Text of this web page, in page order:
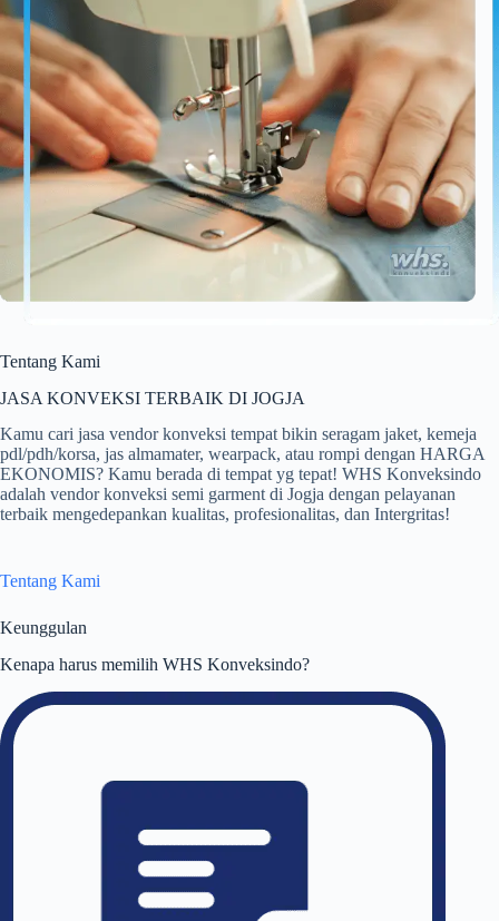
Tentang Kami
JASA KONVEKSI TERBAIK DI JOGJA
Kamu cari jasa vendor konveksi tempat bikin seragam jaket, kemeja
pdl/pdh/korsa, jas almamater, wearpack, atau rompi dengan HARGA
EKONOMIS? Kamu berada di tempat yg tepat! WHS Konveksindo
adalah vendor konveksi semi garment di Jogja dengan pelayanan
terbaik mengedepankan kualitas, profesionalitas, dan Intergritas!
Tentang Kami
Keunggulan
Kenapa harus memilih WHS Konveksindo?